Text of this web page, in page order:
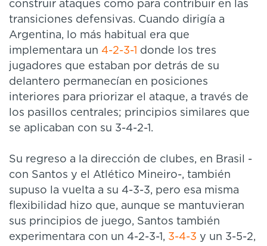
construir ataques como para contribuir en las
transiciones defensivas. Cuando dirigía a
Argentina, lo más habitual era que
implementara un 4-2-3-1 donde los tres
jugadores que estaban por detrás de su
delantero permanecían en posiciones
interiores para priorizar el ataque, a través de
los pasillos centrales; principios similares que
se aplicaban con su 3-4-2-1.
Su regreso a la dirección de clubes, en Brasil -
con Santos y el Atlético Mineiro-, también
supuso la vuelta a su 4-3-3, pero esa misma
flexibilidad hizo que, aunque se mantuvieran
sus principios de juego, Santos también
experimentara con un 4-2-3-1, 3-4-3 y un 3-5-2,